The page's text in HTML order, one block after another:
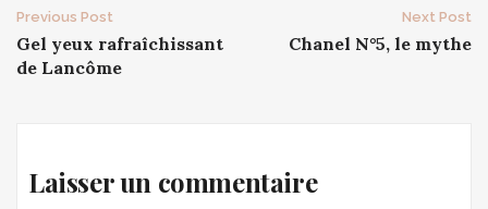
Post
navigation
Previous Post
Gel yeux rafraîchissant
de Lancôme
Next Post
Chanel N°5, le mythe
Laisser un commentaire